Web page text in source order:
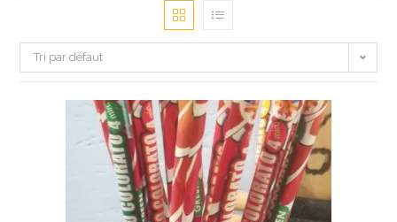
Tri par défaut